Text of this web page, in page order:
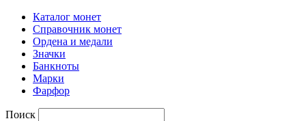
Каталог монет
Справочник монет
Ордена и медали
Значки
Банкноты
Марки
Фарфор
Поиск